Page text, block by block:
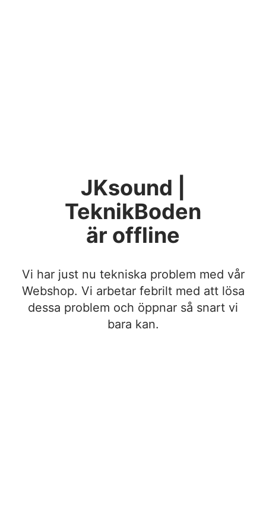
JKsound |
TeknikBoden
är offline
Vi har just nu tekniska problem med vår
Webshop. Vi arbetar febrilt med att lösa
dessa problem och öppnar så snart vi
bara kan.